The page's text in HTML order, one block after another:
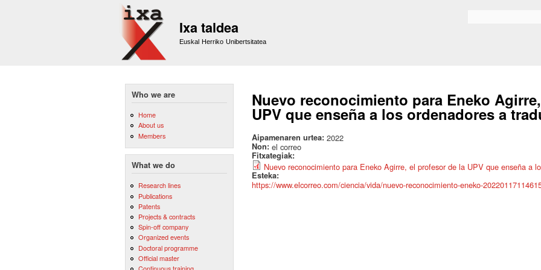
Ixa taldea
Euskal Herriko Unibertsitatea
Who we are
Home
About us
Members
What we do
Research lines
Publications
Patents
Projects & contracts
Spin-off company
Organized events
Doctoral programme
Official master
Nuevo reconocimiento para Eneko
UPV que enseña a los ordenadores a
Aipamenaren urtea: 2022
Non: el correo
Fitxategiak:
Nuevo reconocimiento para Eneko Agirre, el profesor de la UPV que enseña a
Esteka:
https://www.elcorreo.com/ciencia/vida/nuevo-reconocimiento-eneko-